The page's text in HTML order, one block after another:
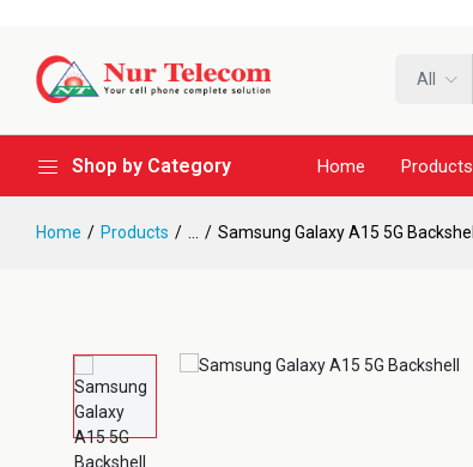
All
Shop by Category Home Products
Home Products Samsung Galaxy A15 5G Backshell